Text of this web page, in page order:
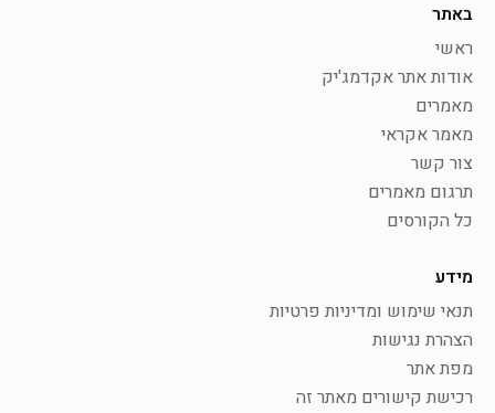
באתר
ראשי
אודות אתר אקדמג'יק
מאמרים
מאמר אקראי
צור קשר
תרגום מאמרים
כל הקורסים
מידע
תנאי שימוש ומדיניות פרטיות
הצהרת נגישות
מפת אתר
רכישת קישורים מאתר זה